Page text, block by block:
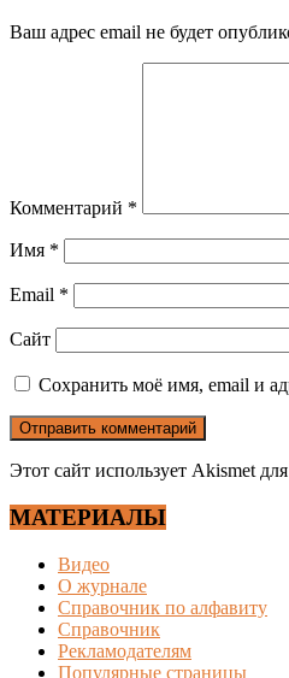
Ваш адрес email не будет
Комментарий *
Имя *
Email *
Сайт
Сохранить моё имя, email и
Этот сайт использует Akismet
МАТЕРИАЛЫ
Видео
О журнале
Справочник по алфавиту
Справочник
Рекламодателям
Популярные страницы